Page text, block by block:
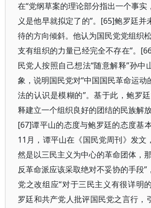
在“党纲草案的理论部分指出一个事实
义是他早就拟定了的”。[65]鲍罗廷并
待的方向倾斜。他认为国民党党组织
支有组织的力量已经完全不存在”。
民党人按照自己想法“随意解释”孙中
象，说明国民党对“中国国民革命运动
法的认识是模糊的”。基于此，鲍罗
释建立一个组织良好的团结的民族解放
[67]谭平山的态度与鲍罗廷的态度基
11月，谭平山在《国民党周刊》发文
然是以三民主义为中心的革命团体，
反革命派应该采取绝对不妥协的手段”
党之改组应“对于三民主义有很详明
罗廷和共产党人批评国民党之言行，